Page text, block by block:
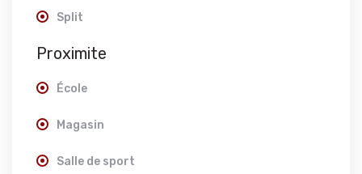
Split
Proximite
École
Magasin
Salle de sport